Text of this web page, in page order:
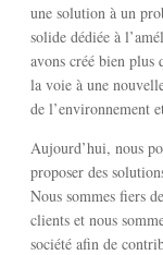
une solution à un
solide dédiée à
avons créé bien plus
la voie à une
de l’environnement
Aujourd’hui, nous
proposer des
Nous sommes fiers
clients et nous
société afin de